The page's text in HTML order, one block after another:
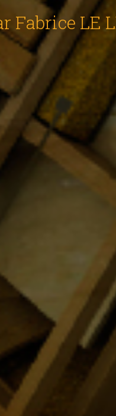
Fabrice LE